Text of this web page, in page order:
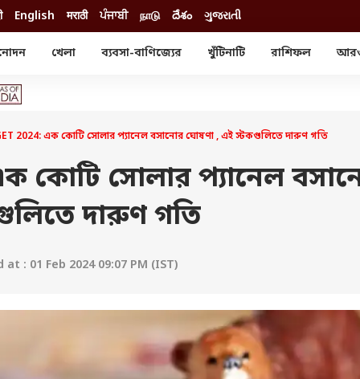
English मराठी ਪੰਜਾਬੀ நாடு దేశం ગુજરાતી
খেলা ব্যবসা-বাণিজ্যের খুঁটিনাটি রাশিফল
আইপিএল
পার্সোনাল ফিনান্স
পরব
শিক্ষা
বিজ্ঞান
ফল
2024: এক কোটি সোলার প্যানেল বসানোর ঘোষণা , এই স্টকগুলিতে দারুণ গতি
সোলার প্যানেল
দারুণ গতি
: 01 Feb 2024 09:07 PM (IST)